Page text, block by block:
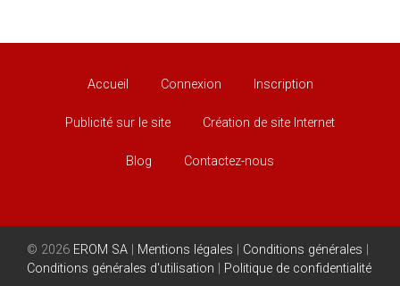
Accueil Connexion Inscription
Publicité sur le site Création de site Internet
Blog Contactez-nous
© 2026 EROM SA Mentions légales Conditions générales
Conditions générales d'utilisation
Politique de confidentialité